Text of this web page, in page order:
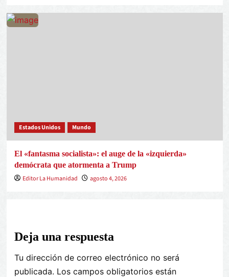
Estados Unidos Mundo
El «fantasma socialista»: el auge de la «izquierda»
demócrata que atormenta a Trump
Editor La Humanidad
agosto 4, 2026
Deja una respuesta
Tu dirección de correo electrónico no será
publicada. Los campos obligatorios están